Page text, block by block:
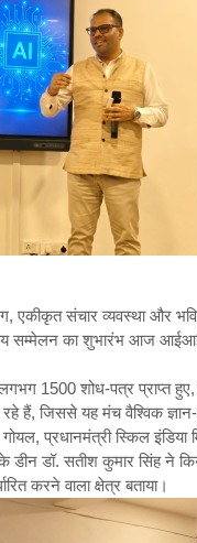
एकीकृत संचार व्यवस्था और
सम्मेलन का शुभारंभ आज
1500 शोध-पत्र प्राप्त
हैं, जिससे यह मंच वैश्विक
प्रधानमंत्री स्किल
डीन डॉ. सतीश कुमार सिंह ने
करने वाला क्षेत्र बताया।